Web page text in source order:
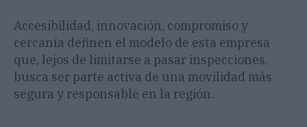
Accesibilidad, innovación, compromiso y
cercanía definen el modelo de esta empresa
que, lejos de limitarse a pasar inspecciones,
busca ser parte activa de una movilidad más
segura y responsable en la región.